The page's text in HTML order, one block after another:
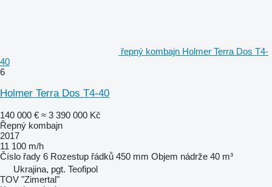
řepný kombajn Holmer Terra Dos T4-
40
6
Holmer Terra Dos T4-40
140 000 € ≈ 3 390 000 Kč
Řepný kombajn
2017
11 100 m/h
Číslo řady 6 Rozestup řádků 450 mm Objem nádrže 40 m³
Ukrajina, pgt. Teofipol
TOV "Zimertal"